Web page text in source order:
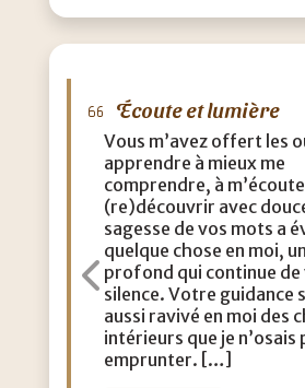
Écoute et lumière
Vous m’avez offert les
apprendre à mieux me
comprendre, à
(re)découvrir avec
sagesse de vos mots a
quelque chose en moi,
profond qui continue de
silence. Votre guidance
aussi ravivé en moi des
intérieurs que je n’osais
emprunter. […]
Précédent